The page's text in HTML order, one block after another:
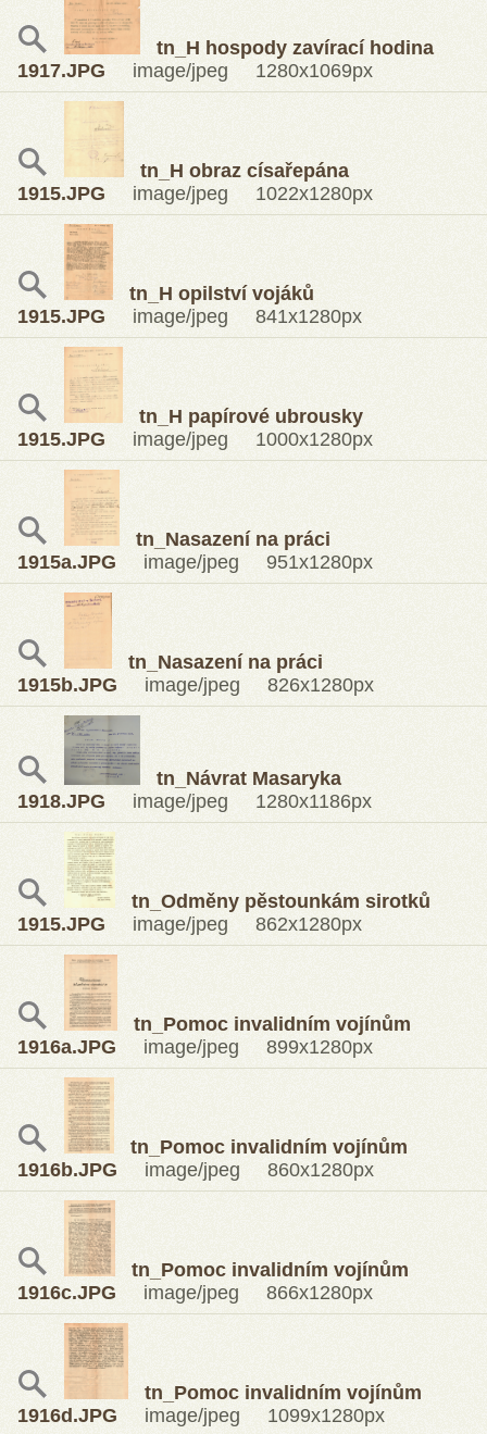
tn_H hospody zavírací hodina
1917.JPG image/jpeg 1280x1069px
tn_H obraz císařepána
1915.JPG image/jpeg 1022x1280px
tn_H opilství vojáků
1915.JPG image/jpeg 841x1280px
tn_H papírové ubrousky
1915.JPG image/jpeg 1000x1280px
tn_Nasazení na práci
1915a.JPG image/jpeg 951x1280px
tn_Nasazení na práci
1915b.JPG image/jpeg 826x1280px
tn_Návrat Masaryka
1918.JPG image/jpeg 1280x1186px
tn_Odměny pěstounkám sirotků
1915.JPG image/jpeg 862x1280px
tn_Pomoc invalidním vojínům
1916a.JPG image/jpeg 899x1280px
tn_Pomoc invalidním vojínům
1916b.JPG image/jpeg 860x1280px
tn_Pomoc invalidním vojínům
1916c.JPG image/jpeg 866x1280px
tn_Pomoc invalidním vojínům
1916d.JPG image/jpeg 1099x1280px